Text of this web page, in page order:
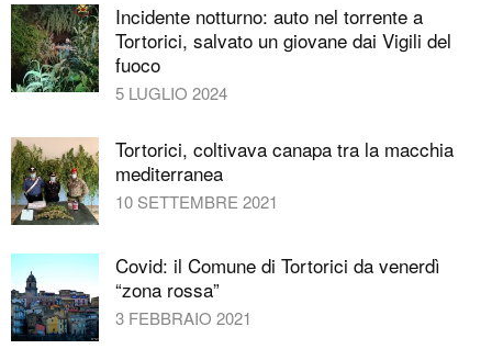
Incidente notturno: auto nel torrente a
Tortorici, salvato un giovane dai Vigili del
fuoco
5 LUGLIO 2024
Tortorici, coltivava canapa tra la macchia
mediterranea
10 SETTEMBRE 2021
Covid: il Comune di Tortorici da venerdì
“zona rossa”
3 FEBBRAIO 2021